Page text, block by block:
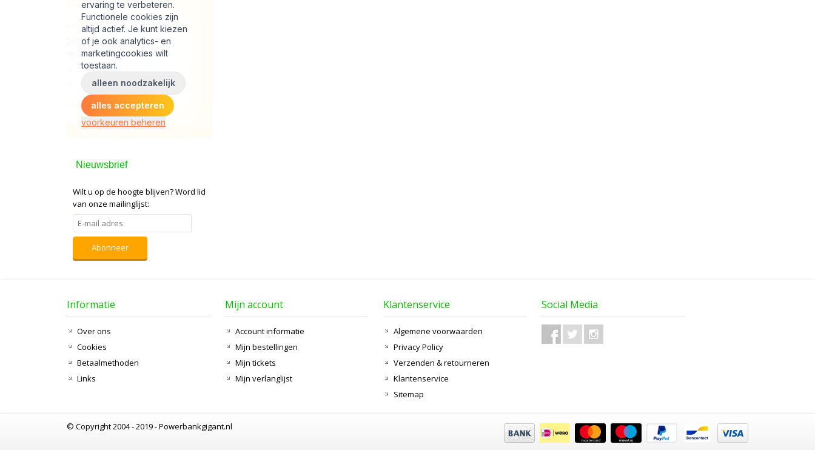
Nieuwsbrief
Wilt u op de hoogte blijven?Word lid
van onze mailinglijst:
Abonneer
Informatie
Over ons
Cookies
Betaalmethoden
Links
Mijn account
Account informatie
Mijn bestellingen
Mijn tickets
Mijn verlanglijst
Klantenservice
Algemene voorwaarden
Privacy Policy
Verzenden & retourneren
Klantenservice
Sitemap
Social Media
© Copyright 2004 - 2019 - Powerbankgigant.nl